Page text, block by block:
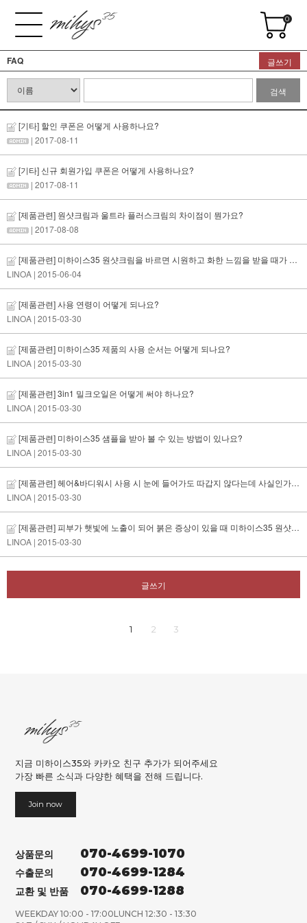
0
FAQ 글쓰기
검색
[기타] 할인 쿠폰은 어떻게 사용하나요?
| 2017-08-11
[기타] 신규 회원가입 쿠폰은 어떻게 사용하나요?
| 2017-08-11
[제품관련] 원샷크림과 울트라 플러스크림의 차이점이 뭔가요?
| 2017-08-08
[제품관련] 미하이스35 원샷크림을 바르면 시원하고 화한 느낌을 받을 때가 있는데 왜 그런가요?
LINOA | 2015-06-04
[제품관련] 사용 연령이 어떻게 되나요?
LINOA | 2015-03-30
[제품관련] 미하이스35 제품의 사용 순서는 어떻게 되나요?
LINOA | 2015-03-30
[제품관련] 3in1 밀크오일은 어떻게 써야 하나요?
LINOA | 2015-03-30
[제품관련] 미하이스35 샘플을 받아 볼 수 있는 방법이 있나요?
LINOA | 2015-03-30
[제품관련] 헤어&바디워시 사용 시 눈에 들어가도 따갑지 않다는데 사실인가요?
LINOA | 2015-03-30
[제품관련] 피부가 햇빛에 노출이 되어 붉은 증상이 있을 때 미하이스35 원샷크림을 사용해도 되나요?
LINOA | 2015-03-30
글쓰기
1 2 3
지금 미하이스35와 카카오 친구 추가가 되어주세요
가장 빠른 소식과 다양한 혜택을 전해 드립니다.
Join now
상품문의 070-4699-1070
수출문의 070-4699-1284
교환 및 반품 070-4699-1288
WEEKDAY 10:00 - 17:00LUNCH 12:30 - 13:30